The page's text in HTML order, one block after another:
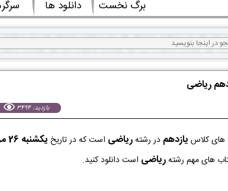
برگ نخست دانلود ها
ریاضی
بازدید: 3494
های کلاس یازدهم در رشتهریاضی است که در تاریخ يكشنبه 26 مرداد 1404
های مهم رشتهریاضی است دانلود کنید.